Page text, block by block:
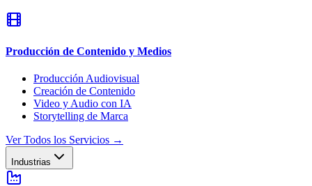
Producción de Contenido y Medios
Producción Audiovisual
Creación de Contenido
Video y Audio con IA
Storytelling de Marca
Ver Todos los Servicios →
Industrias